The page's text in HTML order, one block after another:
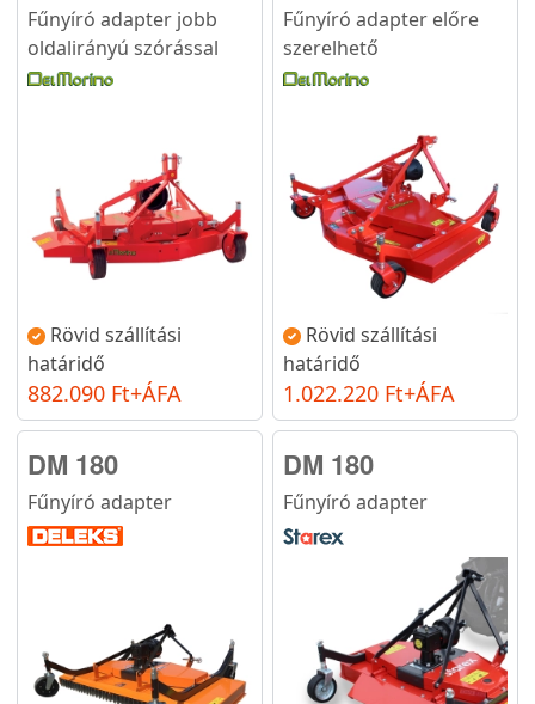
Fűnyíró adapter jobb
oldalirányú szórással
Rövid szállítási
határidő
882.090 Ft+ÁFA
Fűnyíró adapter előre
szerelhető
Rövid szállítási
határidő
1.022.220 Ft+ÁFA
DM 180
Fűnyíró adapter
DM 180
Fűnyíró adapter